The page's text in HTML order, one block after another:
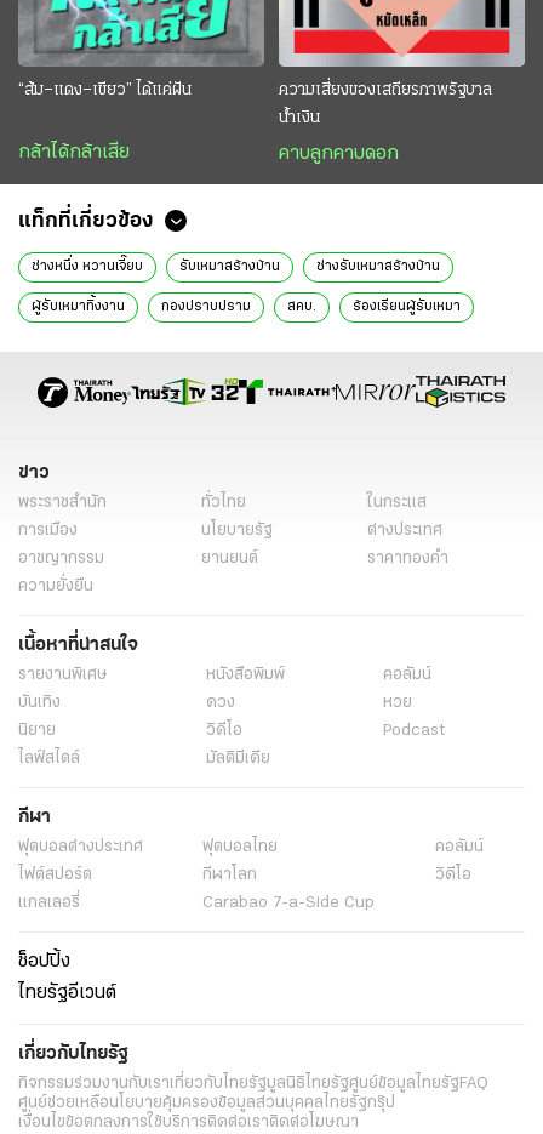
“ส้ม–แดง–เขียว” ได้แค่ฝัน
กล้าได้กล้าเสีย
ความเสี่ยงของเสถียรภาพรัฐบาล
น้ำเงิน
คาบลูกคาบดอก
แท็กที่เกี่ยวข้อง
ช่างหนึ่ง หวานเจี๊ยบ รับเหมาสร้างบ้าน ช่างรับเหมาสร้างบ้าน
ผู้รับเหมาทิ้งงาน กองปราบปราม สคบ. ร้องเรียนผู้รับเหมา
ไทยรัฐฉบับพิมพ์ ข่าวหน้า1
ข่าว
พระราชสำนัก ทั่วไทย
ในกระแส
การเมือง
นโยบายรัฐ
ต่างประเทศ
อาชญากรรม
ยานยนต์
ราคาทองคำ
ความยั่งยืน
เนื้อหาที่น่าสนใจ
รายงานพิเศษ หนังสือพิมพ์
คอลัมน์
บันเทิง
ดวง
หวย
นิยาย
วิดีโอ
Podcast
ไลฟ์สไตล์
มัลติมีเดีย
กีฬา
ฟุตบอลต่่างประเทศ ฟุตบอลไทย
คอลัมน์
ไฟต์สปอร์ต
กีฬาโลก
วิดีโอ
แกลเลอรี่
Carabao 7-a-Side Cup
ช็อปปิ้ง
ไทยรัฐอีเวนต์
เกี่ยวกับไทยรัฐ
กิจกรรมร่วมงานกับเราเกี่ยวกับไทยรัฐมูลนิธิไทยรัฐศูนย์ข้อมูลไทยรัฐFAQ
ศูนย์ช่วยเหลือนโยบายคุ้มครองข้อมูลส่วนบุคคลไทยรัฐกรุ๊ป
เงื่อนไขข้อตกลงการใช้บริการติดต่อเราติดต่อโฆษณา